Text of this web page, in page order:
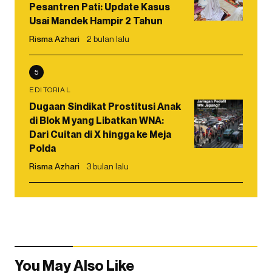
Pesantren Pati: Update Kasus
Usai Mandek Hampir 2 Tahun
Risma Azhari 2 bulan lalu
5
EDITORIAL
Dugaan Sindikat Prostitusi Anak
di Blok M yang Libatkan WNA:
Dari Cuitan di X hingga ke Meja
Polda
Risma Azhari 3 bulan lalu
You May Also Like